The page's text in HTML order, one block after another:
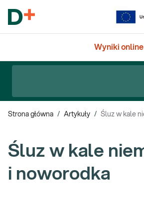
Wyniki online
Strona główna / Artykuły / Śluz w kale
Śluz w kale
i noworodka